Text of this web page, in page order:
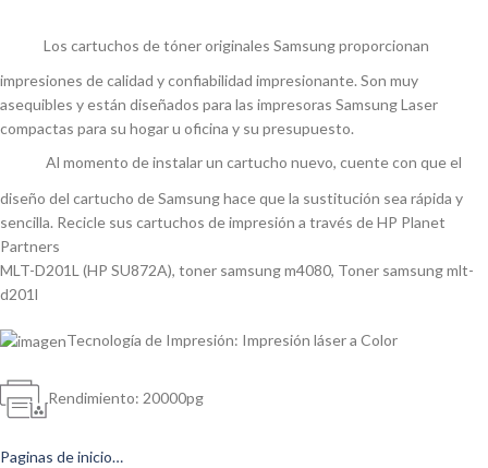
Los cartuchos de tóner originales Samsung proporcionan
impresiones de calidad y confiabilidad impresionante. Son muy
asequibles y están diseñados para las impresoras Samsung Laser
compactas para su hogar u oficina y su presupuesto.
Al momento de instalar un cartucho nuevo, cuente con que el
diseño del cartucho de Samsung hace que la sustitución sea rápida y
sencilla. Recicle sus cartuchos de impresión a través de HP Planet
Partners
MLT-D201L (HP SU872A), toner samsung m4080, Toner samsung mlt-
d201l
Tecnología de Impresión: Impresión láser a Color
Rendimiento: 20000pg
Paginas de inicio…